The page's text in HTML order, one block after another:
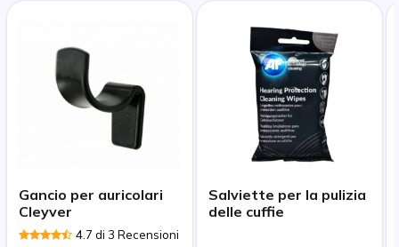
Gancio per auricolari
Cleyver
4.7 di 3 Recensioni
Salviette per la pulizia
delle cuffie